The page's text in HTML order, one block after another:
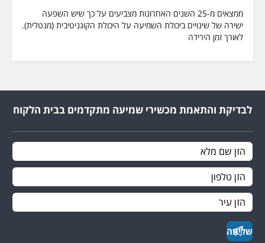
ממצאים מ-25 השנים האחרונות מצביעים על כך שיש השפעה
ישירה של שינויים ביכולת השמיעה על היכולת הקוגניטיבית (מנטלית).
לאורך זמן הירידה
לבדיקת והתאמת מכשירי שמיעה מתקדמים בבית הלקוח